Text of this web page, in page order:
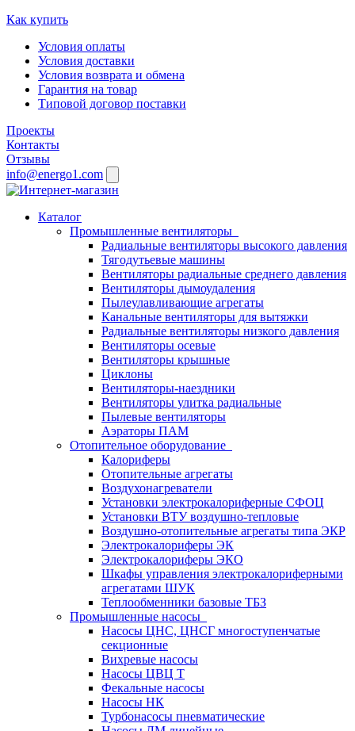
Как купить
Условия оплаты
Условия доставки
Условия возврата и обмена
Гарантия на товар
Типовой договор поставки
Проекты
Контакты
Отзывы
info@energo1.com
Каталог
Промышленные вентиляторы
Радиальные вентиляторы высокого давления
Тягодутьевые машины
Вентиляторы радиальные среднего давления
Вентиляторы дымоудаления
Пылеулавливающие агрегаты
Канальные вентиляторы для вытяжки
Радиальные вентиляторы низкого давления
Вентиляторы осевые
Вентиляторы крышные
Циклоны
Вентиляторы-наездники
Вентиляторы улитка радиальные
Пылевые вентиляторы
Аэраторы ПАМ
Отопительное оборудование
Калориферы
Отопительные агрегаты
Воздухонагреватели
Установки электрокалориферные СФОЦ
Установки ВТУ воздушно-тепловые
Воздушно-отопительные агрегаты типа ЭКР
Электрокалориферы ЭК
Электрокалориферы ЭКО
Шкафы управления электрокалориферными
агрегатами ШУК
Теплообменники базовые ТБЗ
Промышленные насосы
Насосы ЦНС, ЦНСГ многоступенчатые
секционные
Вихревые насосы
Насосы ЦВЦ Т
Фекальные насосы
Насосы НК
Турбонасосы пневматические